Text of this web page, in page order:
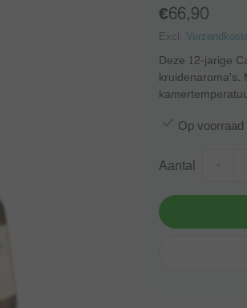
€66,90
Excl.
Deze 12-jarige
kruidenaroma's.
Op
Aantal